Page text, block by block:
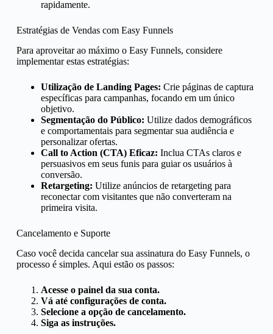
rapidamente.
Estratégias de Vendas com Easy Funnels
Para aproveitar ao máximo o Easy Funnels, considere
implementar estas estratégias:
Utilização de Landing Pages: Crie páginas de captura
específicas para campanhas, focando em um único
objetivo.
Segmentação do Público: Utilize dados demográficos
e comportamentais para segmentar sua audiência e
personalizar ofertas.
Call to Action (CTA) Eficaz: Inclua CTAs claros e
persuasivos em seus funis para guiar os usuários à
conversão.
Retargeting: Utilize anúncios de retargeting para
reconectar com visitantes que não converteram na
primeira visita.
Cancelamento e Suporte
Caso você decida cancelar sua assinatura do Easy Funnels, o
processo é simples. Aqui estão os passos:
Acesse o painel da sua conta.
Vá até configurações de conta.
Selecione a opção de cancelamento.
Siga as instruções.